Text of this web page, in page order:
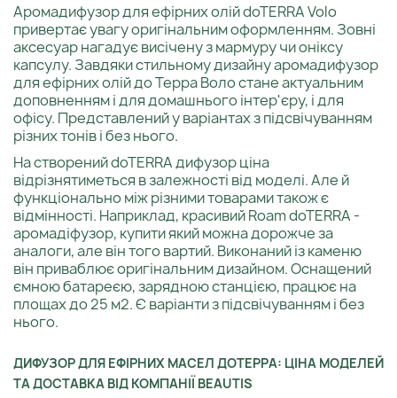
Аромадифузор для ефірних олій doTERRA Volo
привертає увагу оригінальним оформленням. Зовні
аксесуар нагадує висічену з мармуру чи оніксу
капсулу. Завдяки стильному дизайну аромадифузор
для ефірних олій до Терра Воло стане актуальним
доповненням і для домашнього інтер'єру, і для
офісу. Представлений у варіантах з підсвічуванням
різних тонів і без нього.
На створений doTERRA дифузор ціна
відрізнятиметься в залежності від моделі. Але й
функціонально між різними товарами також є
відмінності. Наприклад, красивий Roam doTERRA -
аромадіфузор, купити який можна дорожче за
аналоги, але він того вартий. Виконаний із каменю
він приваблює оригінальним дизайном. Оснащений
ємною батареєю, зарядною станцією, працює на
площах до 25 м2. Є варіанти з підсвічуванням і без
нього.
ДИФУЗОР ДЛЯ ЕФІРНИХ МАСЕЛ ДОТЕРРА: ЦІНА МОДЕЛЕЙ
ТА ДОСТАВКА ВІД КОМПАНІЇ BEAUTIS